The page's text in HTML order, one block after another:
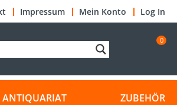
Impressum Mein Konto Log In
0
ANTIQUARIAT ZUBEHÖR